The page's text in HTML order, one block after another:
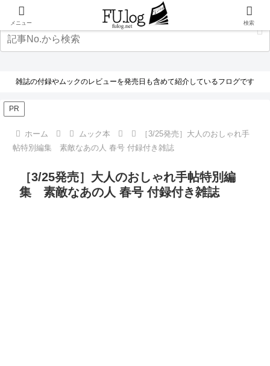
雑誌の付録やムックのレビューを発売日も含めて紹介しているフログです
PR
ホーム ムック本
［3/25発売］大人のおしゃれ手
帖特別編集 素敵なあの人 春号 付録付き雑誌
［3/25発売］大人のおしゃれ手帖特別編
集 素敵なあの人 春号 付録付き雑誌
メニュー 検索